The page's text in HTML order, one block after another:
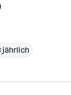
jährlich